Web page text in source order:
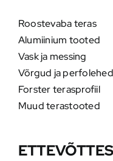
Roostevaba teras
Alumiinium tooted
Vask ja messing
Võrgud ja perfolehed
Forster terasprofiil
Muud terastooted